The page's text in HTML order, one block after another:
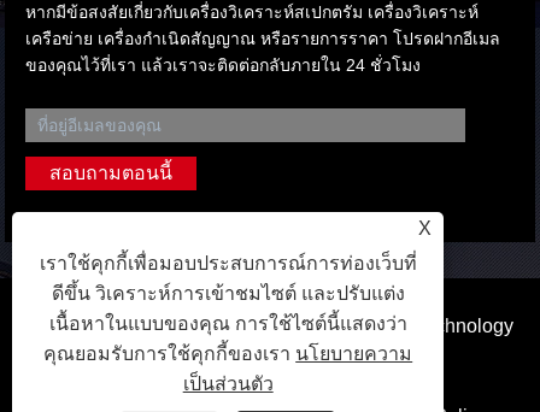
หากมีข้อสงสัยเกี่ยวกับเครื่องวิเคราะห์สเปกตรัม เครื่องวิเคราะห์
เครือข่าย เครื่องกำเนิดสัญญาณ หรือรายการราคา โปรดฝากอีเมล
ของคุณไว้ที่เรา แล้วเราจะติดต่อกลับภายใน 24 ชั่วโมง
ลิขสิทธิ์ © 2023 Dongguan Qihang Electronic Technology
Co.,Ltd. สงวนลิขสิทธิ์.
X
เราใช้คุกกี้เพื่อมอบประสบการณ์การท่องเว็บที่
ดีขึ้น วิเคราะห์การเข้าชมไซต์ และปรับแต่ง
เนื้อหาในแบบของคุณ การใช้ไซต์นี้แสดงว่า
คุณยอมรับการใช้คุกกี้ของเรา นโยบายความ
เป็นส่วนตัว